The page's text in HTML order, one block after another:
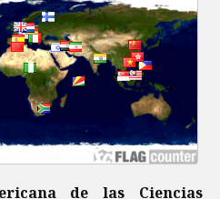
de las Ciencias